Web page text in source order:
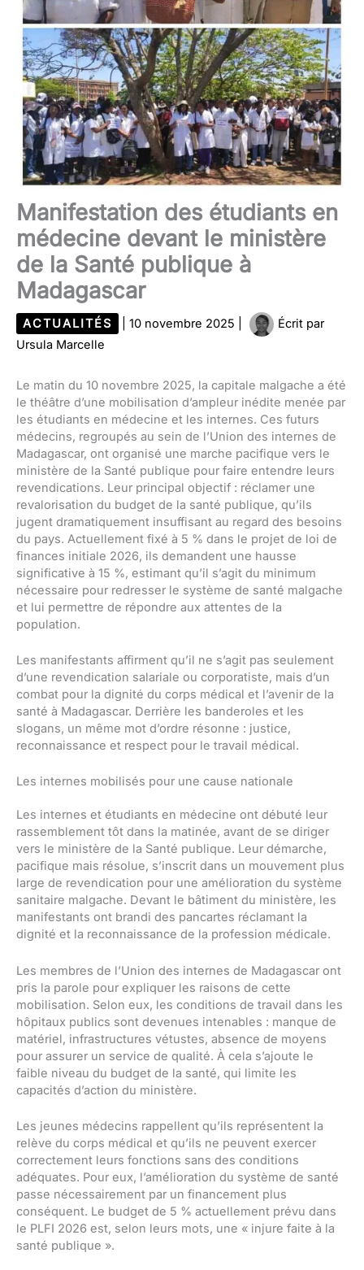
Manifestation des étudiants en
médecine devant le ministère
de la Santé publique à
Madagascar
ACTUALITÉS 10 novembre 2025
Écrit par
Ursula Marcelle
Le matin du 10 novembre 2025, la capitale malgache a été
le théâtre d’une mobilisation d’ampleur inédite menée par
les étudiants en médecine et les internes. Ces futurs
médecins, regroupés au sein de l’Union des internes de
Madagascar, ont organisé une marche pacifique vers le
ministère de la Santé publique pour faire entendre leurs
revendications. Leur principal objectif : réclamer une
revalorisation du budget de la santé publique, qu’ils
jugent dramatiquement insuffisant au regard des besoins
du pays. Actuellement fixé à 5 % dans le projet de loi de
finances initiale 2026, ils demandent une hausse
significative à 15 %, estimant qu’il s’agit du minimum
nécessaire pour redresser le système de santé malgache
et lui permettre de répondre aux attentes de la
population.
Les manifestants affirment qu’il ne s’agit pas seulement
d’une revendication salariale ou corporatiste, mais d’un
combat pour la dignité du corps médical et l’avenir de la
santé à Madagascar. Derrière les banderoles et les
slogans, un même mot d’ordre résonne : justice,
reconnaissance et respect pour le travail médical.
Les internes mobilisés pour une cause nationale
Les internes et étudiants en médecine ont débuté leur
rassemblement tôt dans la matinée, avant de se diriger
vers le ministère de la Santé publique. Leur démarche,
pacifique mais résolue, s’inscrit dans un mouvement plus
large de revendication pour une amélioration du système
sanitaire malgache. Devant le bâtiment du ministère, les
manifestants ont brandi des pancartes réclamant la
dignité et la reconnaissance de la profession médicale.
Les membres de l’Union des internes de Madagascar ont
pris la parole pour expliquer les raisons de cette
mobilisation. Selon eux, les conditions de travail dans les
hôpitaux publics sont devenues intenables : manque de
matériel, infrastructures vétustes, absence de moyens
pour assurer un service de qualité. À cela s’ajoute le
faible niveau du budget de la santé, qui limite les
capacités d’action du ministère.
Les jeunes médecins rappellent qu’ils représentent la
relève du corps médical et qu’ils ne peuvent exercer
correctement leurs fonctions sans des conditions
adéquates. Pour eux, l’amélioration du système de santé
passe nécessairement par un financement plus
conséquent. Le budget de 5 % actuellement prévu dans
le PLFI 2026 est, selon leurs mots, une « injure faite à la
santé publique ».